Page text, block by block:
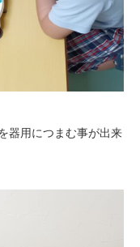
器用につまむ事が出来